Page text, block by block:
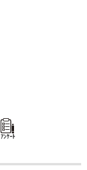
ｱﾝｹｰﾄ